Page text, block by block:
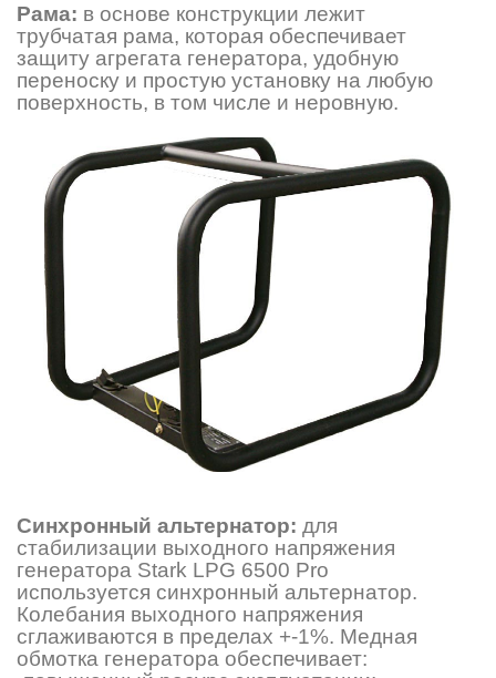
Рама: в основе конструкции лежит
трубчатая рама, которая обеспечивает
защиту агрегата генератора, удобную
переноску и простую установку на любую
поверхность, в том числе и неровную.
Синхронный альтернатор: для
стабилизации выходного напряжения
генератора Stark LPG 6500 Pro
используется синхронный альтернатор.
Колебания выходного напряжения
сглаживаются в пределах +-1%. Медная
обмотка генератора обеспечивает: